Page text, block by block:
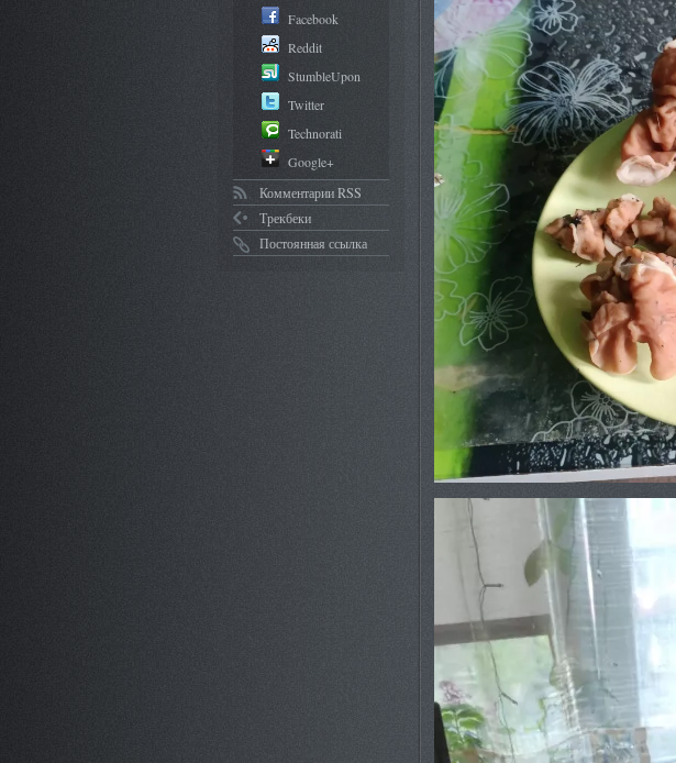
Facebook
Reddit
StumbleUpon
Twitter
Technorati
Google+
Комментарии RSS
Трекбеки
Постоянная ссылка